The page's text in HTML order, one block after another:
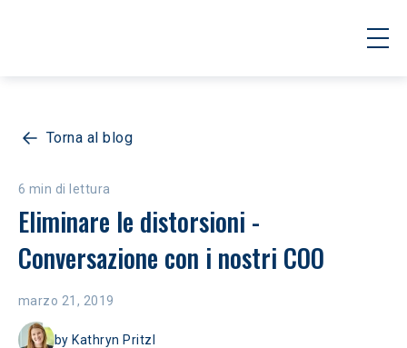
Torna al blog
6 min di lettura
Eliminare le distorsioni -
Conversazione con i nostri COO
marzo 21, 2019
by Kathryn Pritzl